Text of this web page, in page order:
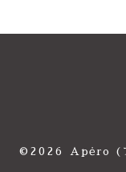
©2026 Apėro (